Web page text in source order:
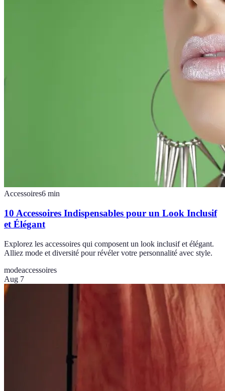
Accessoires6 min
10 Accessoires Indispensables pour un Look Inclusif
et Élégant
Explorez les accessoires qui composent un look inclusif et élégant.
Alliez mode et diversité pour révéler votre personnalité avec style.
modeaccessoires
Aug 7